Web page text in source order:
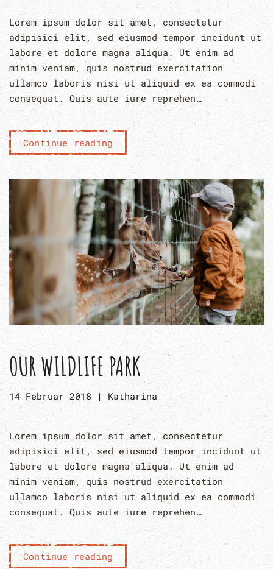
Lorem ipsum dolor sit amet, consectetur
adipisici elit, sed eiusmod tempor incidunt ut
labore et dolore magna aliqua. Ut enim ad
minim veniam, quis nostrud exercitation
ullamco laboris nisi ut aliquid ex ea commodi
consequat. Quis aute iure reprehen…
Continue reading
OUR WILDLIFE PARK
14 Februar 2018 | Katharina
Lorem ipsum dolor sit amet, consectetur
adipisici elit, sed eiusmod tempor incidunt ut
labore et dolore magna aliqua. Ut enim ad
minim veniam, quis nostrud exercitation
ullamco laboris nisi ut aliquid ex ea commodi
consequat. Quis aute iure reprehen…
Continue reading